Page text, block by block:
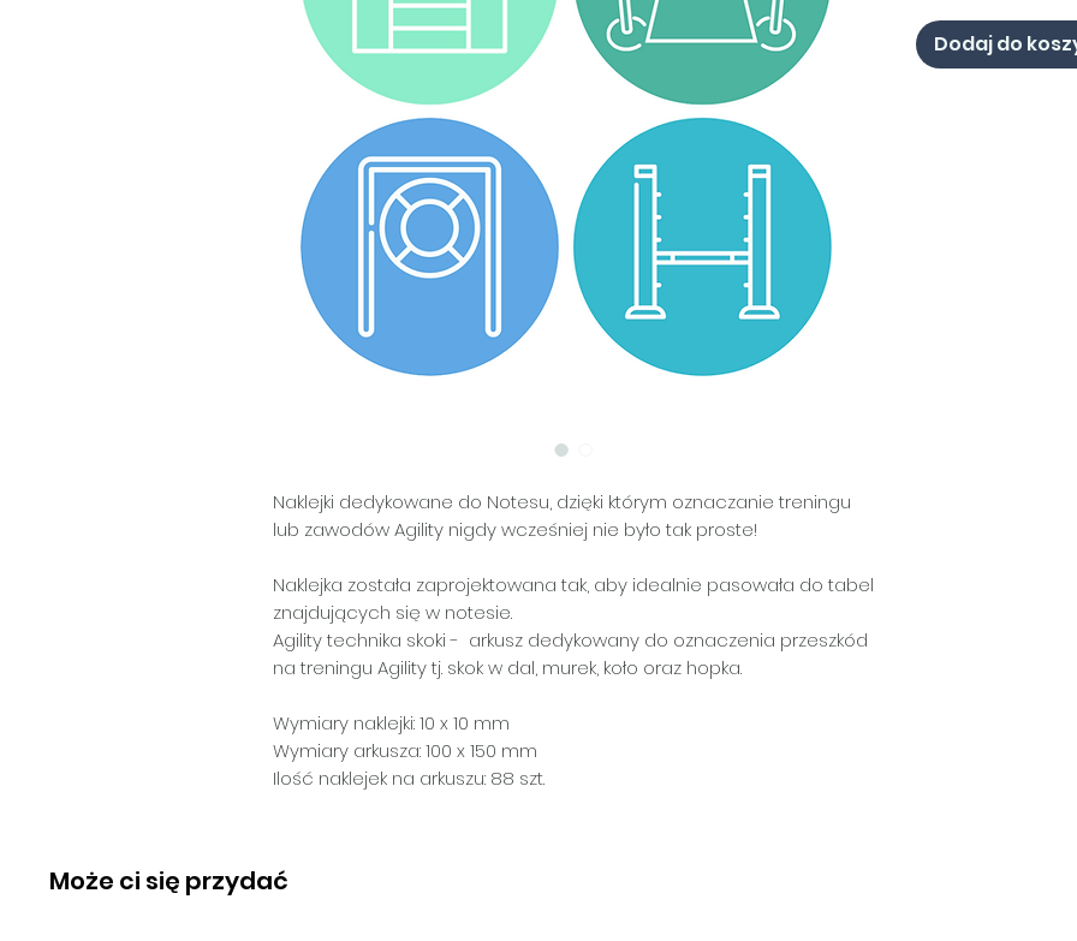
Naklejki dedykowane do Notesu, dzięki którym oznaczanie treningu
lub zawodów Agility nigdy wcześniej nie było tak proste!
Naklejka została zaprojektowana tak, aby idealnie pasowała do tabel
znajdujących się w notesie.
Agility technika skoki - arkusz dedykowany do oznaczenia przeszkód
na treningu Agility tj. skok w dal, murek, koło oraz hopka.
Wymiary naklejki: 10 x 10 mm
Wymiary arkusza: 100 x 150 mm
Ilość naklejek na arkuszu: 88 szt.
Dodaj do
Może ci się przydać